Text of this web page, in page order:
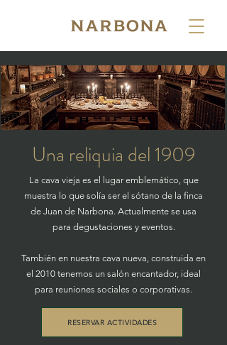
Una reliquia del 1909
La cava vieja es el lugar emblemático, que
muestra lo que solía ser el sótano de la finca
de Juan de Narbona. Actualmente se usa
para degustaciones y eventos.
También en nuestra cava nueva, construida en
el 2010 tenemos un salón encantador, ideal
para reuniones sociales o corporativas.
RESERVAR ACTIVIDADES